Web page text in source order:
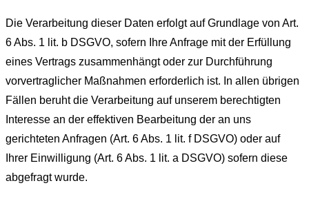
Die Verarbeitung dieser Daten erfolgt auf Grundlage von Art.
6 Abs. 1 lit. b DSGVO, sofern Ihre Anfrage mit der Erfüllung
eines Vertrags zusammenhängt oder zur Durchführung
vorvertraglicher Maßnahmen erforderlich ist. In allen übrigen
Fällen beruht die Verarbeitung auf unserem berechtigten
Interesse an der effektiven Bearbeitung der an uns
gerichteten Anfragen (Art. 6 Abs. 1 lit. f DSGVO) oder auf
Ihrer Einwilligung (Art. 6 Abs. 1 lit. a DSGVO) sofern diese
abgefragt wurde.